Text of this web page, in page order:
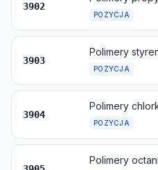
3902
POZYCJA
3903
POZYCJA
3904
POZYCJA